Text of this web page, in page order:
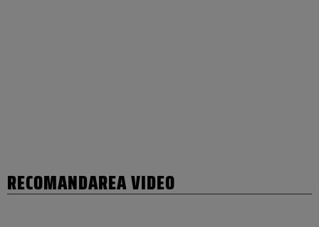
RECOMANDAREA VIDEO